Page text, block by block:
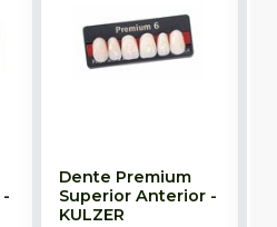
-
Dente Premium
Superior Anterior-
KULZER